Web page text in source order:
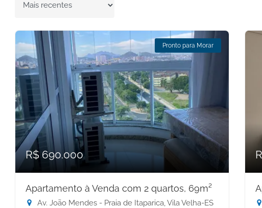
Ordenar por
Pronto para Morar
R$ 690.000
Apartamento à Venda com 2 quartos, 69m²
Av. João Mendes - Praia de Itaparica, Vila Velha-ES